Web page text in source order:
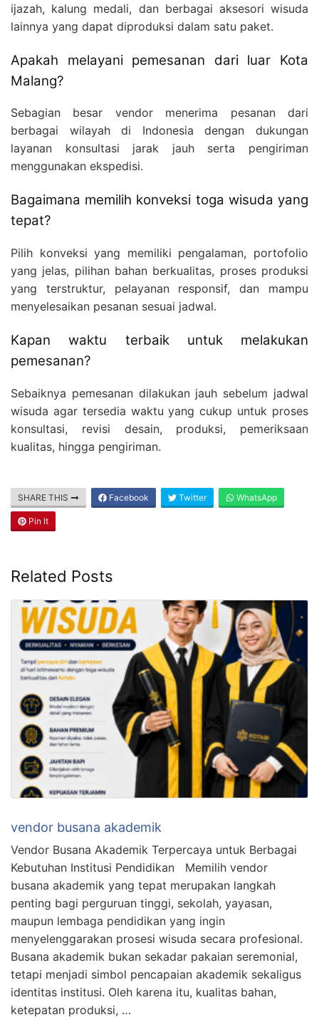
ijazah, kalung medali, dan berbagai aksesori wisuda
lainnya yang dapat diproduksi dalam satu paket.
Apakah melayani pemesanan dari luar Kota
Malang?
Sebagian besar vendor menerima pesanan dari
berbagai wilayah di Indonesia dengan dukungan
layanan konsultasi jarak jauh serta pengiriman
menggunakan ekspedisi.
Bagaimana memilih konveksi toga wisuda yang
tepat?
Pilih konveksi yang memiliki pengalaman, portofolio
yang jelas, pilihan bahan berkualitas, proses produksi
yang terstruktur, pelayanan responsif, dan mampu
menyelesaikan pesanan sesuai jadwal.
Kapan waktu terbaik untuk melakukan
pemesanan?
Sebaiknya pemesanan dilakukan jauh sebelum jadwal
wisuda agar tersedia waktu yang cukup untuk proses
konsultasi, revisi desain, produksi, pemeriksaan
kualitas, hingga pengiriman.
SHARE THIS Facebook Twitter WhatsApp
Pin It
Related Posts
vendor busana akademik
Vendor Busana Akademik Terpercaya untuk Berbagai
Kebutuhan Institusi Pendidikan Memilih vendor
busana akademik yang tepat merupakan langkah
penting bagi perguruan tinggi, sekolah, yayasan,
maupun lembaga pendidikan yang ingin
menyelenggarakan prosesi wisuda secara profesional.
Busana akademik bukan sekadar pakaian seremonial,
tetapi menjadi simbol pencapaian akademik sekaligus
identitas institusi. Oleh karena itu, kualitas bahan,
ketepatan produksi, …